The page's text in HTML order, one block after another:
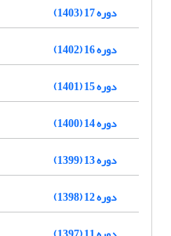
دوره 17 (1403)
دوره 16 (1402)
دوره 15 (1401)
دوره 14 (1400)
دوره 13 (1399)
دوره 12 (1398)